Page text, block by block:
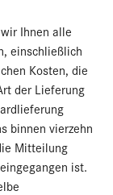
Ihnen alle
einschließlich
Kosten, die
der Lieferung
binnen vierzehn
Mitteilung
ist.